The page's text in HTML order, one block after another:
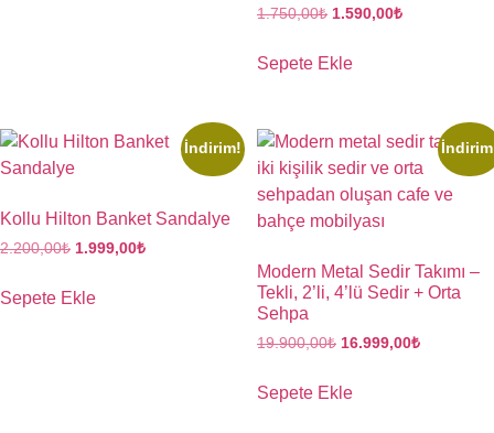
1.750,00₺ 1.590,00₺
Sepete Ekle
İndirim!
Kollu Hilton Banket Sandalye
2.200,00₺ 1.999,00₺
Sepete Ekle
Modern Metal Sedir Takımı –
Tekli, 2’li, 4’lü Sedir + Orta
Sehpa
19.900,00₺ 16.999,00₺
Sepete Ekle